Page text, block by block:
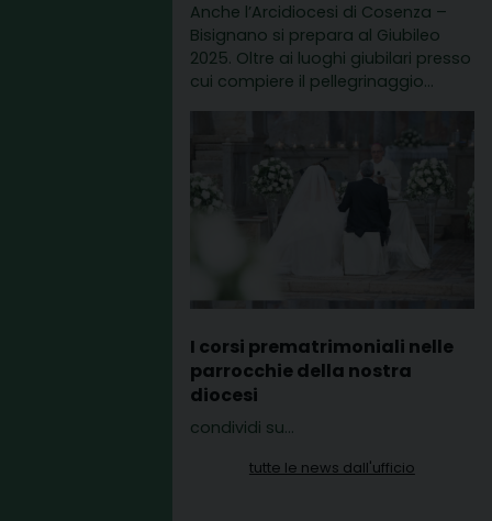
Anche l’Arcidiocesi di Cosenza –
Bisignano si prepara al Giubileo
2025. Oltre ai luoghi giubilari presso
cui compiere il pellegrinaggio…
I corsi prematrimoniali nelle
parrocchie della nostra
diocesi
condividi su…
tutte le news dall'ufficio